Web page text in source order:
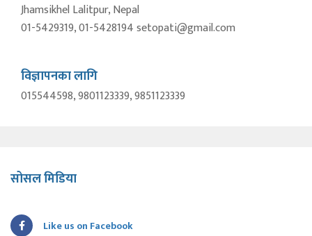
Jhamsikhel Lalitpur, Nepal
01-5429319, 01-5428194 setopati@gmail.com
विज्ञापनका लागि
015544598, 9801123339, 9851123339
सोसल मिडिया
Like us on Facebook